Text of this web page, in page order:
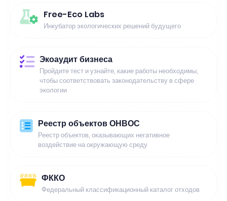
Free-Eco Labs
Инкубатор экологических решений будущего
Экоаудит бизнеса
Пройдите тест и узнайте, какие работы необходимы,
чтобы соответствовать законодательству в сфере
экологии
Реестр объектов ОНВОС
Реестр объектов, оказывающих негативное
воздействие на окружающую среду
ФККО
Федеральный классификационный каталог отходов